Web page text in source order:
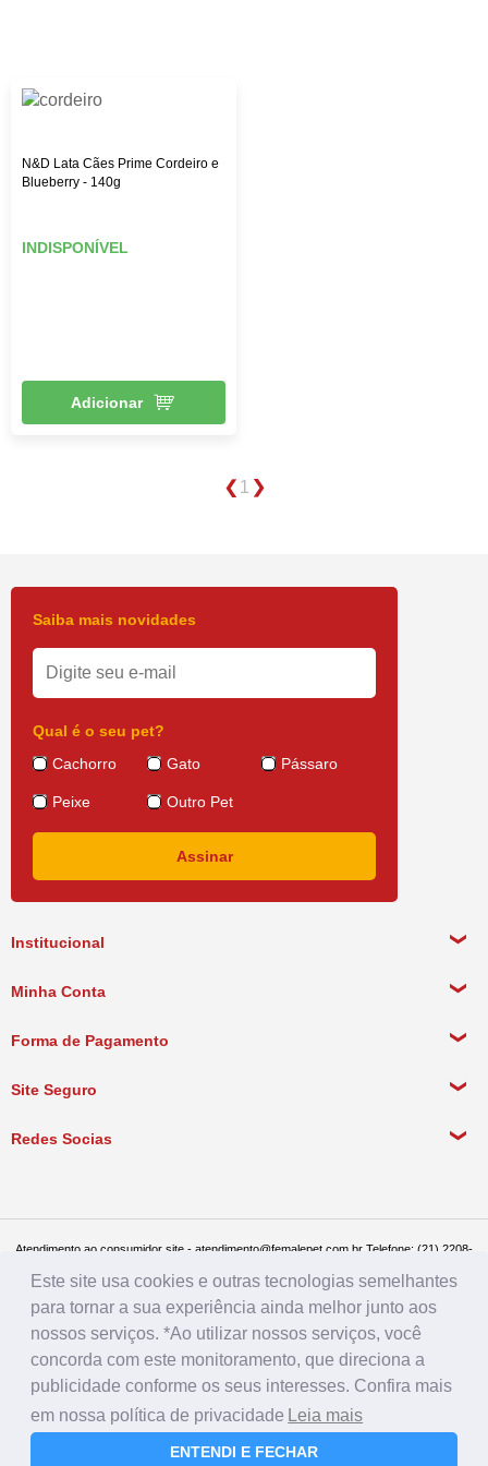
roupas, acessórios e muito mais!
N&D Lata Cães Prime Cordeiro e
Blueberry - 140g
INDISPONÍVEL
Adicionar
1
Institucional
Política de Pagamento
Política de Entrega
Minha Conta
Forma de Pagamento
Site Seguro
Redes Socias
Saiba mais novidades
Qual é o seu pet?
Cachorro
Gato Pássaro
Peixe Outro Pet
Atendimento ao consumidor site - atendimento@femalepet.com.br Telefone: (21) 2208-
Televendas: (21) 2268-7748 ou (21) 97045-2996 Seg a sex de 8:30h às 19h e Sábados
de 8:30h às 14:30h
Female Pet - CNPJ: 17.292.888.0001/86 - Rua Conde de Bonfim 482, loja A, Tijuca, Rio
de Janeiro - RJ - CEP: 20520-054
Este site usa cookies e outras tecnologias semelhantes
para tornar a sua experiência ainda melhor junto aos
nossos serviços. *Ao utilizar nossos serviços, você
concorda com este monitoramento, que direciona a
publicidade conforme os seus interesses. Confira mais
em nossa política de privacidade Leia mais
ENTENDI E FECHAR